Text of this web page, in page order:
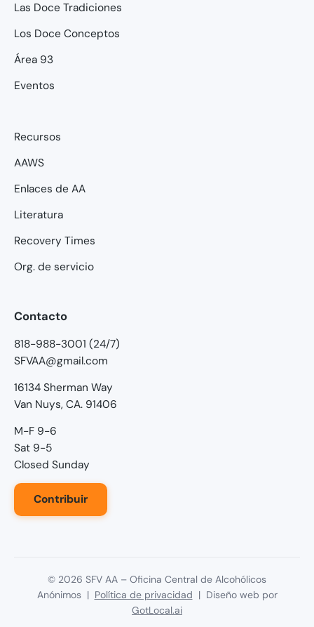
Las Doce Tradiciones
Los Doce Conceptos
Área 93
Eventos
Recursos
AAWS
Enlaces de AA
Literatura
Recovery Times
Org. de servicio
Contacto
818-988-3001 (24/7)
SFVAA@gmail.com
16134 Sherman Way
Van Nuys, CA. 91406
M-F 9-6
Sat 9-5
Closed Sunday
Contribuir
© 2026 SFV AA – Oficina Central de Alcohólicos
Anónimos | Política de privacidad | Diseño web por
GotLocal.ai